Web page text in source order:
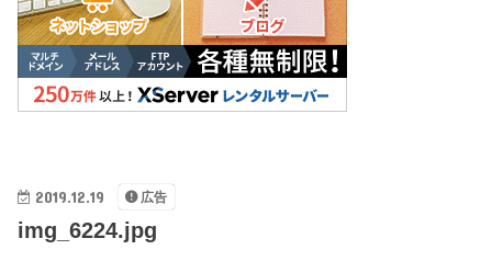
2019.12.19 広告
img_6224.jpg